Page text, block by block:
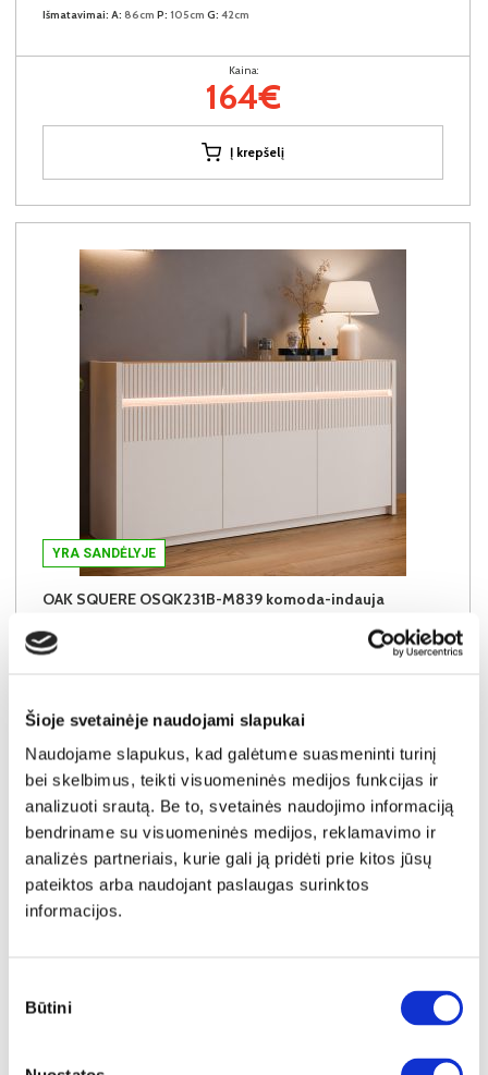
Šioje svetainėje naudojami slapukai
Naudojame slapukus, kad galėtume suasmeninti turinį
bei skelbimus, teikti visuomeninės medijos funkcijas ir
analizuoti srautą. Be to, svetainės naudojimo informaciją
bendriname su visuomeninės medijos, reklamavimo ir
analizės partneriais, kurie gali ją pridėti prie kitos jūsų
pateiktos arba naudojant paslaugas surinktos
informacijos.
pasirinkimas
Būtini
Išmatavimai: A: 86cm P: 105cm G: 42cm
Kaina:
164€
Į krepšelį
YRA SANDĖLYJE
OAK SQUERE OSQK231B-M839 komoda-indauja
259€
Į krepšelį